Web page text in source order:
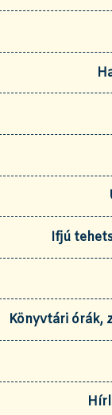
Ifjú
Könyvtári órák,